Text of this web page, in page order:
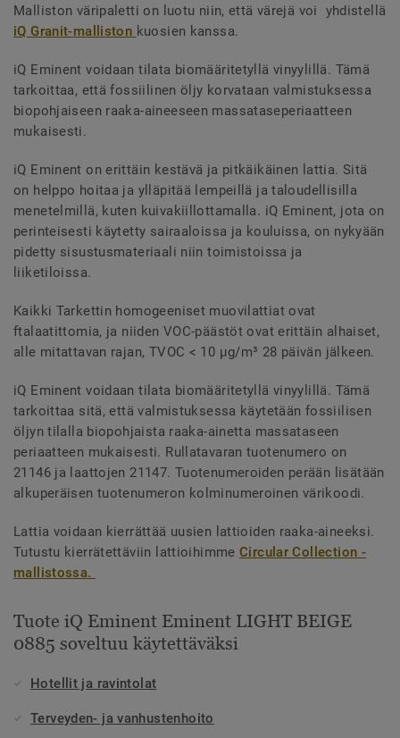
Malliston väripaletti on luotu niin, että värejä voi yhdistellä
iQ Granit-malliston kuosien kanssa.
iQ Eminent voidaan tilata biomääritetyllä vinyylillä. Tämä
tarkoittaa, että fossiilinen öljy korvataan valmistuksessa
biopohjaiseen raaka-aineeseen massataseperiaatteen
mukaisesti.
iQ Eminent on erittäin kestävä ja pitkäikäinen lattia. Sitä
on helppo hoitaa ja ylläpitää lempeillä ja taloudellisilla
menetelmillä, kuten kuivakiillottamalla. iQ Eminent, jota on
perinteisesti käytetty sairaaloissa ja kouluissa, on nykyään
pidetty sisustusmateriaali niin toimistoissa ja
liiketiloissa.
Kaikki Tarkettin homogeeniset muovilattiat ovat
ftalaatittomia, ja niiden VOC-päästöt ovat erittäin alhaiset,
alle mitattavan rajan, TVOC < 10 µg/m³ 28 päivän jälkeen.
iQ Eminent voidaan tilata biomääritetyllä vinyylillä. Tämä
tarkoittaa sitä, että valmistuksessa käytetään fossiilisen
öljyn tilalla biopohjaista raaka-ainetta massataseen
periaatteen mukaisesti. Rullatavaran tuotenumero on
21146 ja laattojen 21147. Tuotenumeroiden perään lisätään
alkuperäisen tuotenumeron kolminumeroinen värikoodi.
Lattia voidaan kierrättää uusien lattioiden raaka-aineeksi.
Tutustu kierrätettäviin lattioihimmeCircular Collection -
mallistossa.
Tuote iQ Eminent Eminent LIGHT BEIGE
0885 soveltuu käytettäväksi
Hotellit ja ravintolat
Terveyden- ja vanhustenhoito